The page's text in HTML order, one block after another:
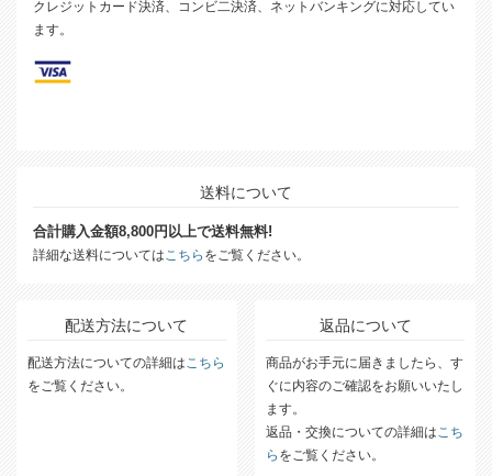
クレジットカード決済、コンビ二決済、ネットバンキングに対応してい
ます。
送料について
配送方法について 返品について
商品がお手元に届きましたら、す
ぐに内容のご確認をお願いいたし
ます。